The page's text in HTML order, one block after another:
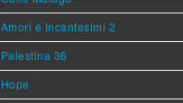
Amori e Incantesimi 2
Palestina 36
Hope